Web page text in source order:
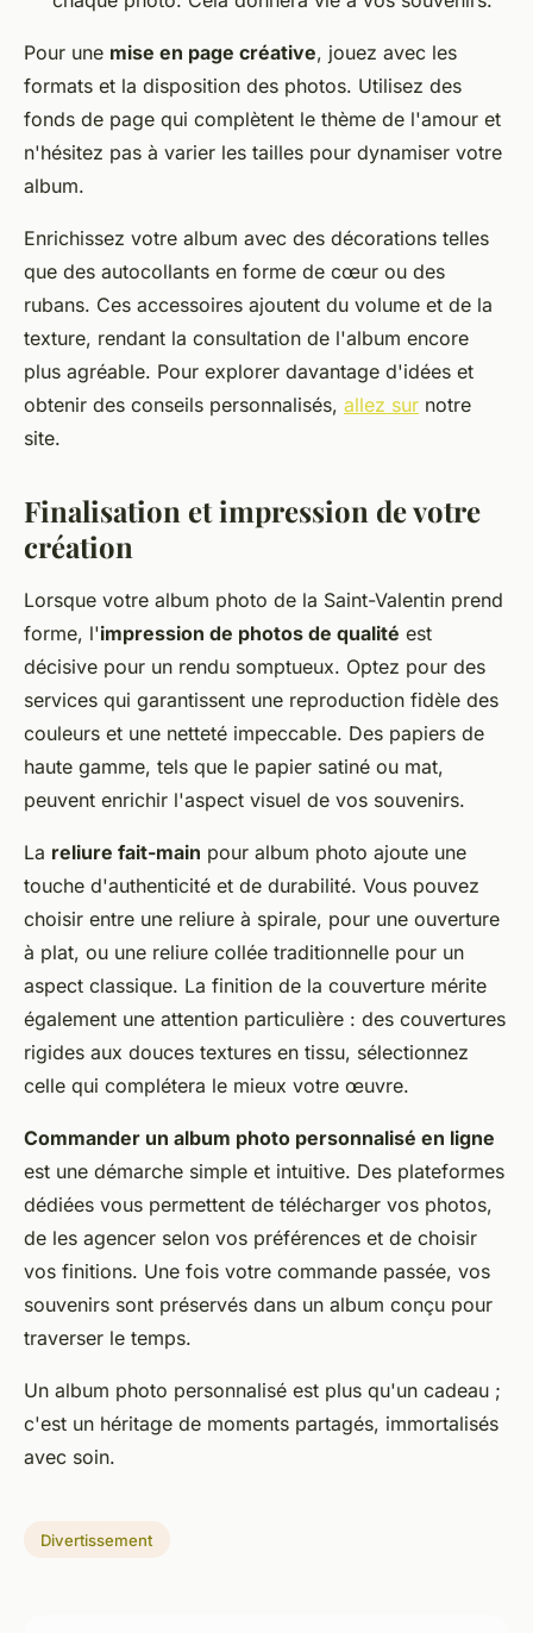
Pour une mise en page créative, jouez avec les
formats et la disposition des photos. Utilisez des
fonds de page qui complètent le thème de l'amour et
n'hésitez pas à varier les tailles pour dynamiser votre
album.
Enrichissez votre album avec des décorations telles
que des autocollants en forme de cœur ou des
rubans. Ces accessoires ajoutent du volume et de la
texture, rendant la consultation de l'album encore
plus agréable. Pour explorer davantage d'idées et
obtenir des conseils personnalisés, allez sur notre
site.
Finalisation et impression de votre
création
Lorsque votre album photo de la Saint-Valentin prend
forme, l'impression de photos de qualité est
décisive pour un rendu somptueux. Optez pour des
services qui garantissent une reproduction fidèle des
couleurs et une netteté impeccable. Des papiers de
haute gamme, tels que le papier satiné ou mat,
peuvent enrichir l'aspect visuel de vos souvenirs.
La reliure fait-main pour album photo ajoute une
touche d'authenticité et de durabilité. Vous pouvez
choisir entre une reliure à spirale, pour une ouverture
à plat, ou une reliure collée traditionnelle pour un
aspect classique. La finition de la couverture mérite
également une attention particulière : des couvertures
rigides aux douces textures en tissu, sélectionnez
celle qui complétera le mieux votre œuvre.
Commander un album photo personnalisé en ligne
est une démarche simple et intuitive. Des plateformes
dédiées vous permettent de télécharger vos photos,
de les agencer selon vos préférences et de choisir
vos finitions. Une fois votre commande passée, vos
souvenirs sont préservés dans un album conçu pour
traverser le temps.
Un album photo personnalisé est plus qu'un cadeau ;
c'est un héritage de moments partagés, immortalisés
avec soin.
Divertissement